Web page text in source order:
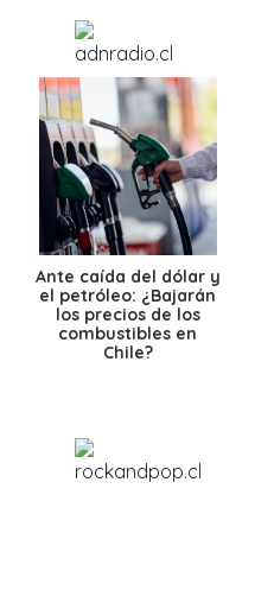
Ante caída del dólar y
el petróleo: ¿Bajarán
los precios de los
combustibles en
Chile?